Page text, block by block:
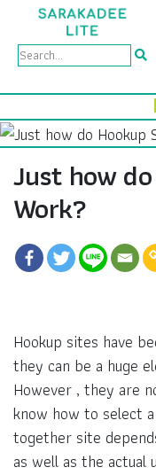
Just how
Work?
Hookup sites have
they can be a huge
However , they are
know how to select
together site
as well as the actual